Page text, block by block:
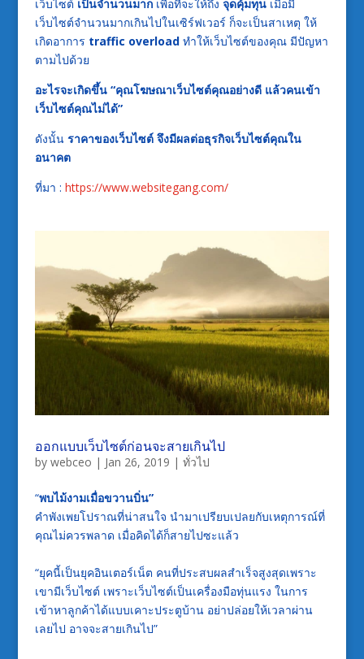
เว็บไซต์ เป็นจำนวนมากเพื่อที่จะให้ถึง จุดคุ้มทุนเมื่อมี
เว็บไซต์จำนวนมากเกินไปในเซิร์ฟเวอร์ ก็จะเป็นสาเหตุ ให้
เกิดอาการ traffic overloadทำให้เว็บไซต์ของคุณ มีปัญหา
ตามไปด้วย
อะไรจะเกิดขึ้น “คุณโฆษณาเว็บไซต์คุณอย่างดี แล้วคนเข้า
เว็บไซต์คุณไม่ได้”
ดังนั้น ราคาของเว็บไซต์ จึงมีผลต่อธุรกิจเว็บไซต์คุณใน
อนาคต
ที่มา : https://www.websitegang.com/
ออกแบบเว็บไซต์ก่อนจะสายเกินไป
by webceo | Jan 26, 2019 | ทั่วไป
“พบไม้งามเมื่อขวานบิ่น”
คำพังเพยโปราณที่น่าสนใจ นำมาเปรียบเปลยกับเหตุการณ์ที่
คุณไม่ควรพลาด เมื่อคิดได้ก็สายไปซะแล้ว
“ยุคนี้เป็นยุคอินเตอร์เน็ต คนที่ประสบผลสำเร็จสูงสุดเพราะ
เขามีเว็บไซต์ เพราะเว็บไซต์เป็นเครื่องมือทุ่นแรง ในการ
เข้าหาลูกค้าได้แบบเคาะประตูบ้าน อย่าปล่อยให้เวลาผ่าน
เลยไป อาจจะสายเกินไป”